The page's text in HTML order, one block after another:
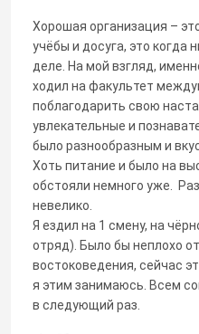
Хорошая организация –
учёбы и досуга, это когда
деле. На мой взгляд,
ходил на факультет
поблагодарить свою
увлекательные и
было разнообразным и
Хоть питание и было на
обстояли немного уже.
невелико.
Я ездил на 1 смену, на
отряд). Было бы неплохо
востоковедения, сейчас
я этим занимаюсь. Всем
в следующий раз.